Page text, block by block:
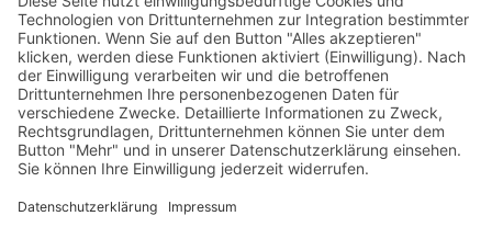
© 2026 Walter Stuber -Impressum Datenschutz
Bewertungen auf ProvenExpert.com
154